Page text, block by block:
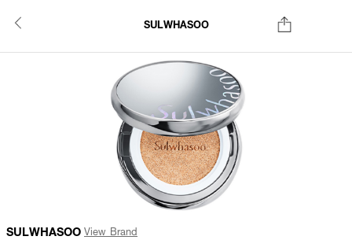
SULWHASOO
SULWHASOO View Brand